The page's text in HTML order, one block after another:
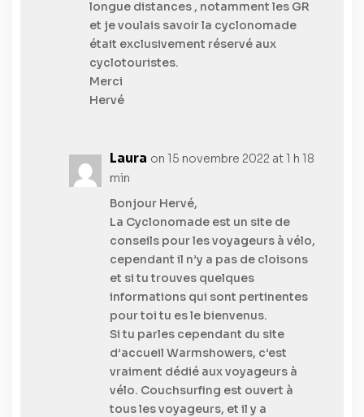
longue distances , notamment les GR
et je voulais savoir la cyclonomade
était exclusivement réservé aux
cyclotouristes.
Merci
Hervé
Laura on 15 novembre 2022 at 1 h 18
min
Bonjour Hervé,
La Cyclonomade est un site de
conseils pour les voyageurs à vélo,
cependant il n’y a pas de cloisons
et si tu trouves quelques
informations qui sont pertinentes
pour toi tu es le bienvenus.
Si tu parles cependant du site
d’accueil Warmshowers, c’est
vraiment dédié aux voyageurs à
vélo. Couchsurfing est ouvert à
tous les voyageurs, et il y a